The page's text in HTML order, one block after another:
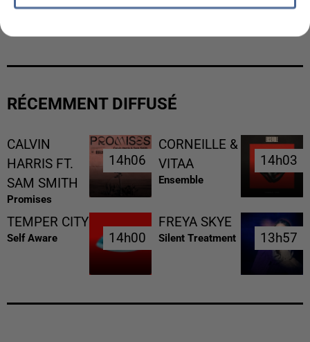
L’UN DES FONDATEURS SUPPOSÉS DE LA DZ
RÉCEMMENT DIFFUSÉ
CALVIN
HARRIS FT.
SAM SMITH
Promises
14h06
14h06
CORNEILLE &
VITAA
Ensemble
14h03
14h03
TEMPER CITY
Self Aware 14h00
14h00
FREYA SKYE
Silent Treatment 13h57
13h57